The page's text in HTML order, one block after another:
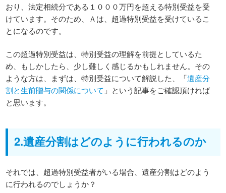
おり、法定相続分である１０００万円を超える特別受益を受
けています。そのため、Ａは、超過特別受益を受けているこ
とになるのです。
この超過特別受益は、特別受益の理解を前提としているた
め、もしかしたら、少し難しく感じるかもしれません。その
ような方は、まずは、特別受益について解説した、「遺産分
割と生前贈与の関係について 」という記事をご確認頂ければ
と思います。
2.遺産分割はどのように行われるのか
それでは、超過特別受益者がいる場合、遺産分割はどのよう
に行われるのでしょうか？